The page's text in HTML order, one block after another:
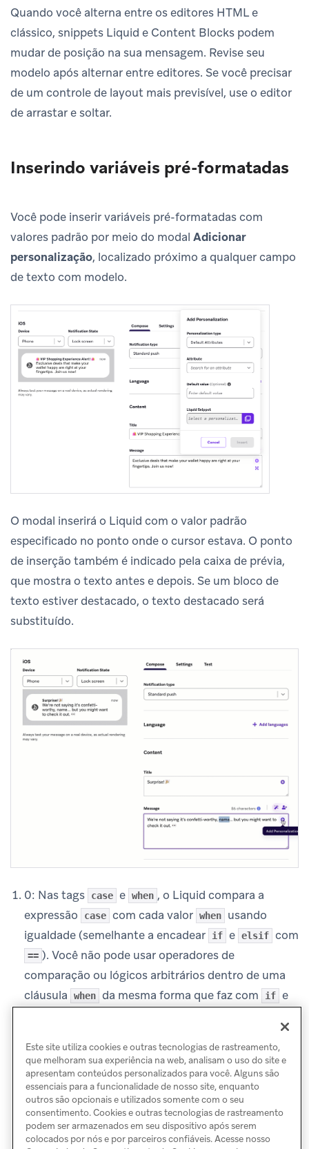
Quando você alterna entre os editores HTML e
clássico, snippets Liquid e Content Blocks podem
mudar de posição na sua mensagem. Revise seu
modelo após alternar entre editores. Se você precisar
de um controle de layout mais previsível, use o editor
de arrastar e soltar.
Inserindo variáveis pré-formatadas
Você pode inserir variáveis pré-formatadas com
valores padrão por meio do modal Adicionar
personalização, localizado próximo a qualquer campo
de texto com modelo.
O modal inserirá o Liquid com o valor padrão
especificado no ponto onde o cursor estava. O ponto
de inserção também é indicado pela caixa de prévia,
que mostra o texto antes e depois. Se um bloco de
texto estiver destacado, o texto destacado será
substituído.
Nas tags case e when , o Liquid compara a
expressão
case com cada valor when
usando
igualdade (semelhante a encadear
if e elsif com
== ). Você não pode usar operadores de
comparação ou lógicos arbitrários dentro de uma
cláusula
when da mesma forma que faz com if e
Este site utiliza cookies e outras tecnologias de rastreamento,
que melhoram sua experiência na web, analisam o uso do site e
apresentam conteúdos personalizados para você. Alguns são
essenciais para a funcionalidade de nosso site, enquanto
outros são opcionais e utilizados somente com o seu
consentimento. Cookies e outras tecnologias de rastreamento
podem ser armazenados em seu dispositivo após serem
colocados por nós e por parceiros confiáveis. Acesse nosso